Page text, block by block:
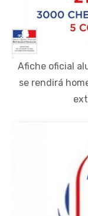
Afiche oficial
se rendirá